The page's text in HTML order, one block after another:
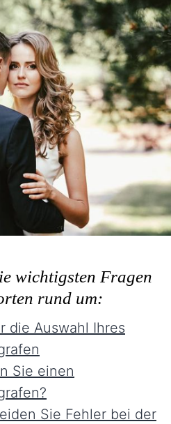
wichtigsten Fragen
rund um:
die Auswahl Ihres
Sie einen
Sie Fehler bei der